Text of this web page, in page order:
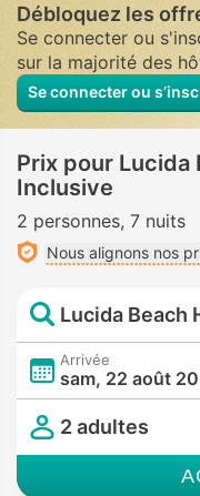
Débloquez les
Se connecter ou
sur la majorité des
Se connecter ou
Prix pour Lucida
Inclusive
2 personnes 7 nuits
Nous alignons nos
Lucida Beach
Arrivée
sam, 22 août
2 adultes